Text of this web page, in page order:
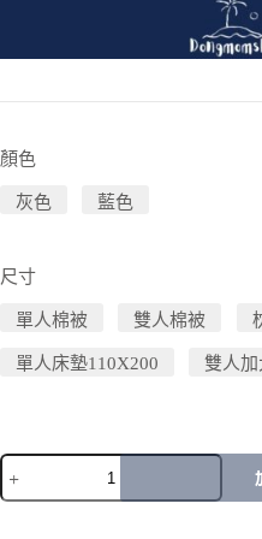
顏色
灰色 藍色
尺寸
單人棉被 雙人棉被
單人床墊110X200 雙人加